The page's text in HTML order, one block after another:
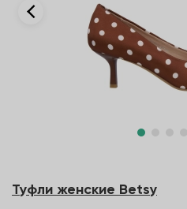
Туфли женские Betsy